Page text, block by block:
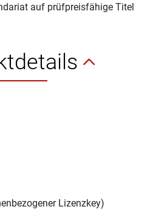
auf prüfpreisfähige Titel
Lizenzkey)